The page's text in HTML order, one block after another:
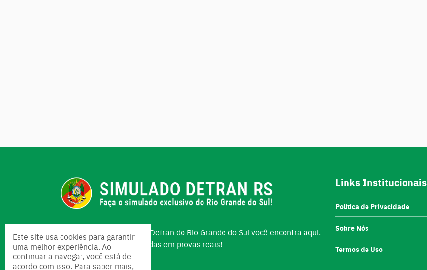
O melhor simulado para o Detran do Rio Grande do Sul você encontra aqui.
São + de perguntas baseadas em provas reais!
Saiba mais sobre nós
Links Institucionais
Politica de Privacidade
Sobre Nós
Termos de Uso
Este site usa cookies para garantir
uma melhor experiência. Ao
continuar a navegar, você está de
acordo com isso. Para saber mais,